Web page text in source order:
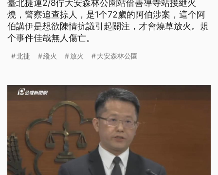
臺北捷運2/8佇大安森林公園站佮善導寺站接紲火
燒，警察追查掠人，是1个72歲的阿伯涉案，這个阿
伯講伊是想欲陳情抗議引起關注，才會燒草放火。規
个事件佳哉無人傷亡。
北捷 縱火 放火 大安森林公園